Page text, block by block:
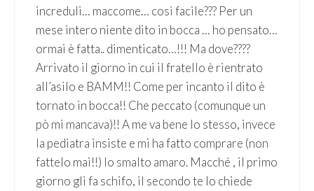
increduli… maccome… così facile??? Per un
mese intero niente dito in bocca … ho pensato…
ormai è fatta.. dimenticato…!!! Ma dove????
Arrivato il giorno in cui il fratello è rientrato
all’asilo e BAMM!! Come per incanto il dito è
tornato in bocca!! Che peccato (comunque un
pò mi mancava)!! A me va bene lo stesso, invece
la pediatra insiste e mi ha fatto comprare (non
fattelo mai!!) lo smalto amaro. Macché , il primo
giorno gli fa schifo, il secondo te lo chiede